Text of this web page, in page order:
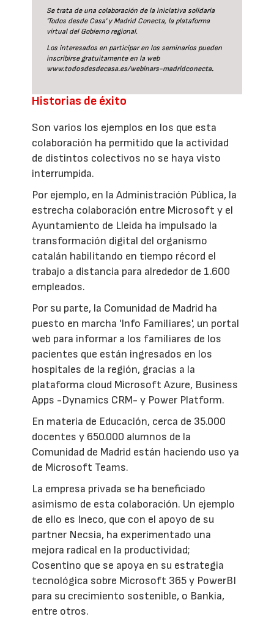
Se trata de una colaboración de la iniciativa solidaria
'Todos desde Casa' y Madrid Conecta, la plataforma
virtual del Gobierno regional.
Los interesados en participar en los seminarios pueden
inscribirse gratuitamente en la web
www.todosdesdecasa.es/webinars-madridconecta.
Historias de éxito
Son varios los ejemplos en los que esta
colaboración ha permitido que la actividad
de distintos colectivos no se haya visto
interrumpida.
Por ejemplo, en la Administración Pública, la
estrecha colaboración entre Microsoft y el
Ayuntamiento de Lleida ha impulsado la
transformación digital del organismo
catalán habilitando en tiempo récord el
trabajo a distancia para alrededor de 1.600
empleados.
Por su parte, la Comunidad de Madrid ha
puesto en marcha 'Info Familiares', un portal
web para informar a los familiares de los
pacientes que están ingresados en los
hospitales de la región, gracias a la
plataforma cloud Microsoft Azure, Business
Apps -Dynamics CRM- y Power Platform.
En materia de Educación, cerca de 35.000
docentes y 650.000 alumnos de la
Comunidad de Madrid están haciendo uso ya
de Microsoft Teams.
La empresa privada se ha beneficiado
asimismo de esta colaboración. Un ejemplo
de ello es Ineco, que con el apoyo de su
partner Necsia, ha experimentado una
mejora radical en la productividad;
Cosentino que se apoya en su estrategia
tecnológica sobre Microsoft 365 y PowerBI
para su crecimiento sostenible, o Bankia,
entre otros.